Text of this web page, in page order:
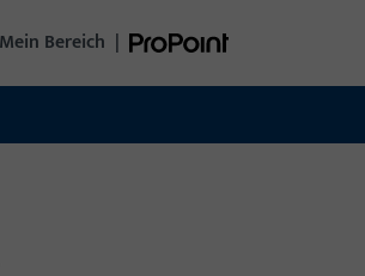
Mein Bereich |